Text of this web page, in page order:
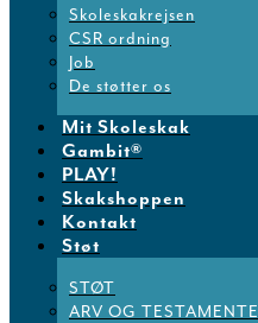
Skoleskakrejsen
CSR ordning
Job
De støtter os
Mit Skoleskak
Gambit®
PLAY!
Skakshoppen
Kontakt
Støt
STØT
ARV OG TESTAMENTE